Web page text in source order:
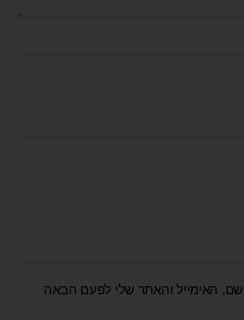
האימייל והאתר שלי לפעם הבאה